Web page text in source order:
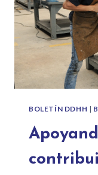
BOLETÍN DDHH |